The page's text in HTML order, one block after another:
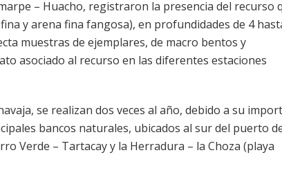
– Huacho, registraron la presencia del recurso
y arena fina fangosa), en profundidades de 4
muestras de ejemplares, de macro bentos y
asociado al recurso en las diferentes estaciones
se realizan dos veces al año, debido a su
bancos naturales, ubicados al sur del puerto
Verde – Tartacay y la Herradura – la Choza (playa